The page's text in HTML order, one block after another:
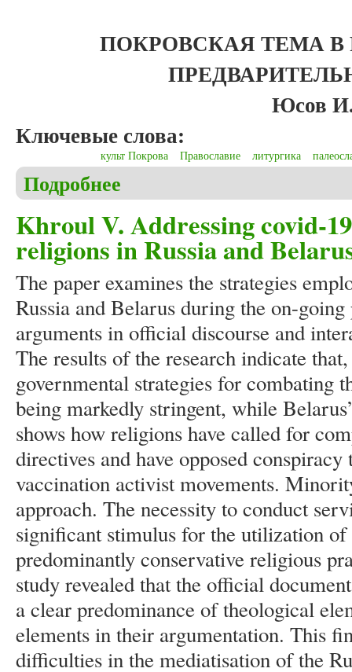
ПОКРОВСКАЯ ТЕМА
Юсов
Ключевые слова:
культ Покрова Православие литургика
Подробнее
Khroul V. Addressing covid-
religions in Russia and
The paper examines the strategies
Russia and Belarus during the on-
arguments in official discourse and
The results of the research indicate
governmental strategies for combating
being markedly stringent, while
shows how religions have called for
directives and have opposed
vaccination activist movements.
approach. The necessity to conduct
significant stimulus for the utilization
predominantly conservative religious
study revealed that the official
a clear predominance of theological
elements in their argumentation. This
difficulties in the mediatisation of the